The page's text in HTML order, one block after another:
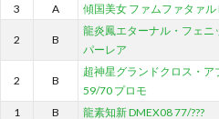
3
A 傾国美女 ファムファタァ
2 B
龍炎鳳エターナル・フェニ
パーレア
2 B
超神星グランドクロス・ア
59/70 プロモ
1 B 龍素知新 DMEX08 77/???